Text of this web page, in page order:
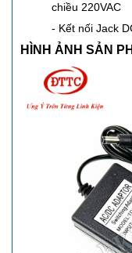
chiều 220VAC
- Kết nối Jack
HÌNH ẢNH SẢN